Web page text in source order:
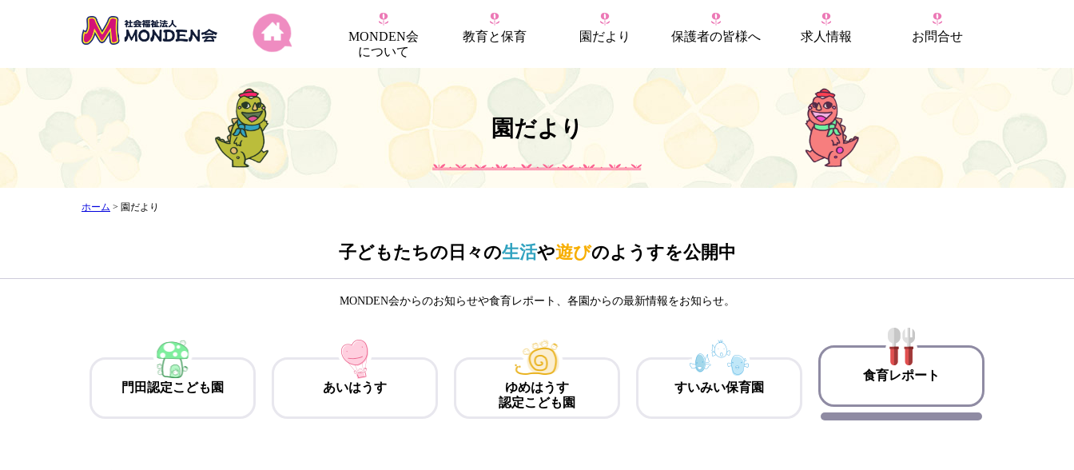
MONDEN会
について
教育と保育 園だより 保護者の皆様へ 求人情報 お問合せ
園だより
ホーム > 園だより
子どもたちの日々の生活や遊びのようすを公開中
MONDEN会からのお知らせや食育レポート、各園からの最新情報をお知らせ。
門田認定こども園 あいはうす
ゆめはうす
認定こども園
すいみい保育園
食育レポート